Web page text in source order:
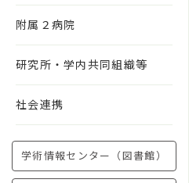
附属２病院
研究所・学内共同組織等
社会連携
学術情報センター（図書館）